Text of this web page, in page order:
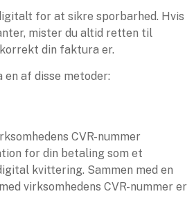
for at sikre sporbarhed. Hvis
mister du altid retten til
din faktura er.
af disse metoder:
CVR-nummer
for din betaling som et
kvittering. Sammen med en
virksomhedens CVR-nummer er